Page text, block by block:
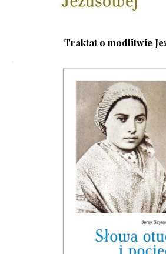
Traktat o modlitwie